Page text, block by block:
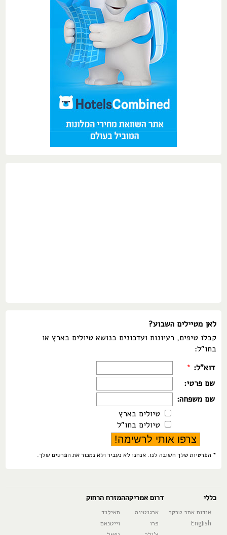
לאן מטיילים השבוע?
קבלו טיפים, רעיונות ועדכונים בנושא טיולים בארץ או
בחו"ל:
דוא"ל: *
שם פרטי:
שם משפחה:
טיולים בארץ
טיולים בחו"ל
* הפרטיות שלך חשובה לנו. אנחנו לא נעביר ולא נמכור את הפרטים שלך.
כללי
אודות אתר טרקר
English
דרום אמריקה
ארגנטינה
פרו
המזרח הרחוק
תאילנד
וייטנאם